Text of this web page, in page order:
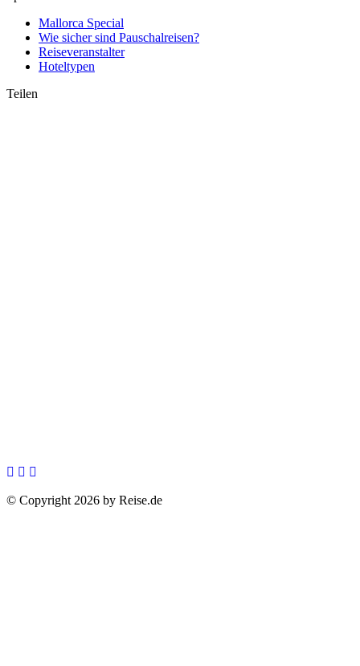
Mallorca Special
Wie sicher sind Pauschalreisen?
Reiseveranstalter
Hoteltypen
Teilen
© Copyright 2026 by Reise.de